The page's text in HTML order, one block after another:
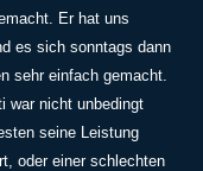
Er hat uns
es sich sonntags dann
sehr einfach gemacht.
war nicht unbedingt
seine Leistung
oder einer schlechten